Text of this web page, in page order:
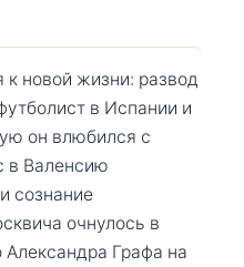
новой жизни: развод
в Испании и
он влюбился с
в Валенсию
сознание
очнулось в
Александра Графа на